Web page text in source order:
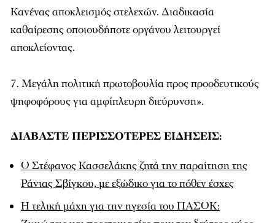
Κανένας αποκλεισμός στελεχών. Διαδικασία
καθαίρεσης οποιουδήποτε οργάνου λειτουργεί
αποκλείοντας.
7. Μεγάλη πολιτική πρωτοβουλία προς προοδευτικούς
ψηφοφόρους για αμφίπλευρη διεύρυνση».
ΔΙΑΒΑΣΤΕ ΠΕΡΙΣΣΟΤΕΡΕΣ ΕΙΔΗΣΕΙΣ:
Ο Στέφανος Κασσελάκης ζητά την παραίτηση της
Ράνιας Σβίγκου, με εξώδικο για το πόθεν έσχες
Η τελική μάχη για την ηγεσία του ΠΑΣΟΚ: